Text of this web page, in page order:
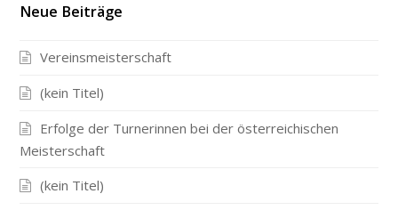
Neue Beiträge
Vereinsmeisterschaft
(kein Titel)
Erfolge der Turnerinnen bei der österreichischen
Meisterschaft
(kein Titel)